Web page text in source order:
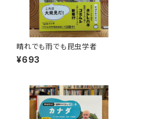
晴れでも雨でも昆虫学者
¥693